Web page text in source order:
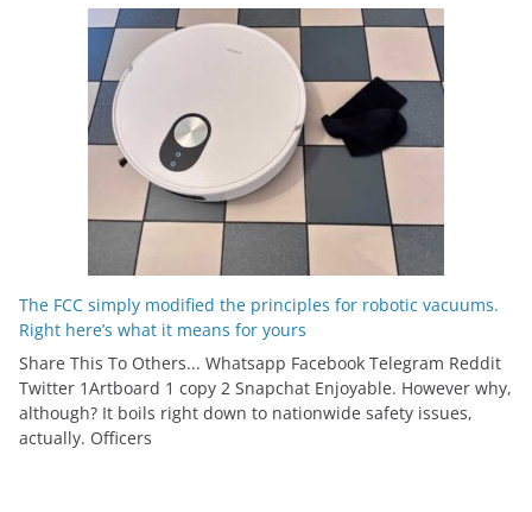
The FCC simply modified the principles for robotic vacuums.
Right here’s what it means for yours
Share This To Others... Whatsapp Facebook Telegram Reddit
Twitter 1Artboard 1 copy 2 Snapchat Enjoyable. However why,
although? It boils right down to nationwide safety issues,
actually. Officers